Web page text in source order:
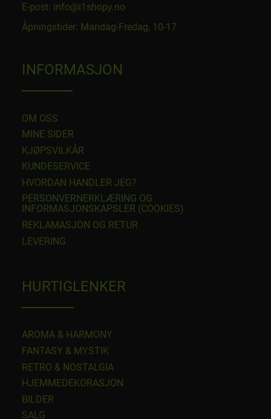
E-post: info@i1shopy.no
Åpningstider: Mandag-Fredag, 10-17
INFORMASJON
OM OSS
MINE SIDER
​KJØPSVILKÅR
KUNDESERVICE
HVORDAN HANDLER JEG?
PERSONVERNERKLÆRING OG
INFORMASJONSKAPSLER (COOKIES)
REKLAMASJON OG RETUR
LEVERING
HURTIGLENKER
AROMA & HARMONY
FANTASY & MYSTIK
RETRO & NOSTALGIA
HJEMMEDEKORASJON
BILDER
SALG